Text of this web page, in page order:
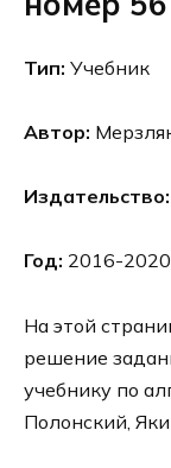
Тип: Учебник
Автор:
Издательство:
Год: 2016-2020
На этой
решение
учебнику по
Полонский,